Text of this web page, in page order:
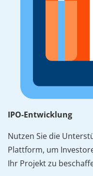
IPO-Entwicklung
Nutzen Sie die
Plattform, um
Ihr Projekt zu